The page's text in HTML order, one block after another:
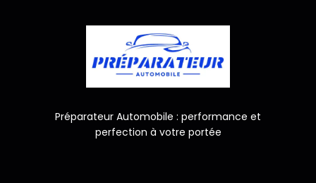
Préparateur Automobile : performance et
perfection à votre portée